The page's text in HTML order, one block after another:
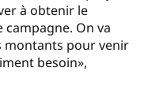
à obtenir le
On va
montants pour venir
besoin»,